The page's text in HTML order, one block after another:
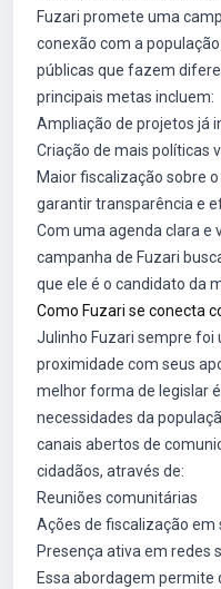
Fuzari promete uma
conexão com a
públicas que fazem
principais metas incluem:
Ampliação de projetos já
Criação de mais políticas
Maior fiscalização sobre
garantir transparência e
Com uma agenda clara e
campanha de Fuzari
que ele é o candidato da
Como Fuzari se conecta
Julinho Fuzari sempre foi
proximidade com seus
melhor forma de legislar
necessidades da
canais abertos de
cidadãos, através de:
Reuniões comunitárias
Ações de fiscalização em
Presença ativa em redes
Essa abordagem permite